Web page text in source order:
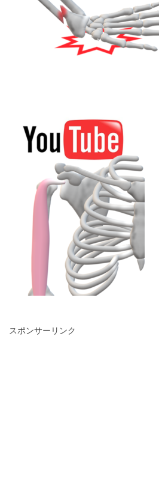
スポンサーリンク